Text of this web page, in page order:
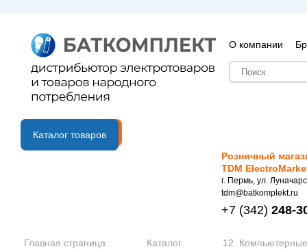
О компании
B2B портал
Каталог товаров
Розничный
TDM
г. Пермь, ул.
tdm@batkomplekt.ru
+7 (342) 248-
Главная страница Каталог 12.